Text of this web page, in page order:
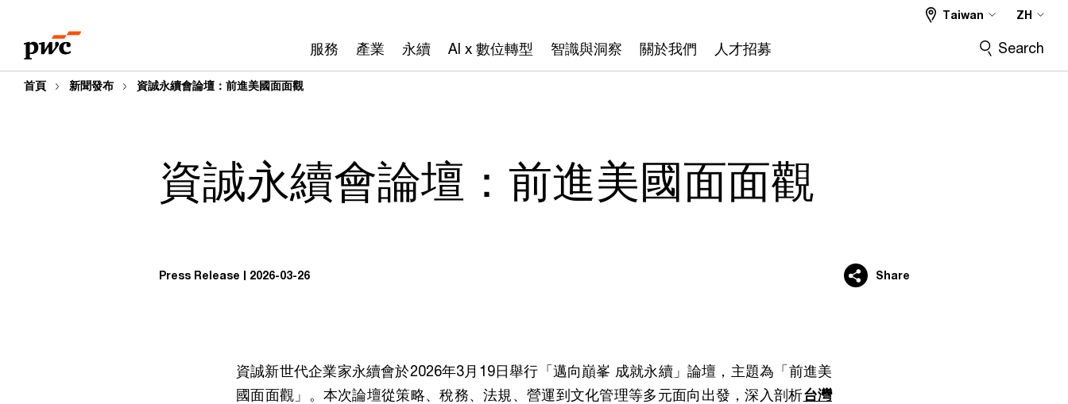
content
footer
服務 產業 永續 AI x 數位轉型 智識與洞察 關於我們 人才招募
Taiwan ZH
Search
首頁 新聞發布 資誠永續會論壇：前進美國面面觀
資誠永續會論壇：前進美國面面觀
Press Release 2026-03-26 Share
資誠新世代企業家永續會於2026年3月19日舉行「邁向巔峯 成就永續」論壇，主題為「前進美
國面面觀」。本次論壇從策略、稅務、法規、營運到文化管理等多元面向出發，深入剖析台灣